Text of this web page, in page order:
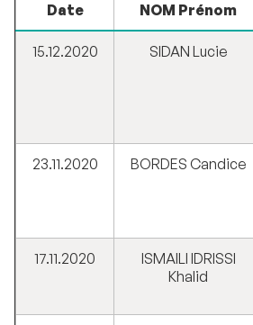
Date NOM Prénom
15.12.2020 SIDAN Lucie
23.11.2020 BORDES Candice
17.11.2020
ISMAILI IDRISSI
Khalid